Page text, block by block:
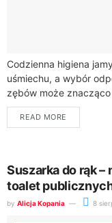
Codzienna higiena
uśmiechu, a wybór
zębów może
kilku lat coraz
szczoteczki...
READ MORE
Suszarka do rąk
toalet
by Alicja Kopania 8